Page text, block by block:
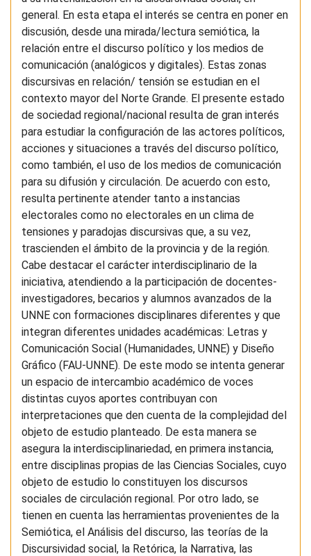
general. En esta etapa el interés se centra en poner en
discusión, desde una mirada/lectura semiótica, la
relación entre el discurso político y los medios de
comunicación (analógicos y digitales). Estas zonas
discursivas en relación/ tensión se estudian en el
contexto mayor del Norte Grande. El presente estado
de sociedad regional/nacional resulta de gran interés
para estudiar la configuración de las actores políticos,
acciones y situaciones a través del discurso político,
como también, el uso de los medios de comunicación
para su difusión y circulación. De acuerdo con esto,
resulta pertinente atender tanto a instancias
electorales como no electorales en un clima de
tensiones y paradojas discursivas que, a su vez,
trascienden el ámbito de la provincia y de la región.
Cabe destacar el carácter interdisciplinario de la
iniciativa, atendiendo a la participación de docentes-
investigadores, becarios y alumnos avanzados de la
UNNE con formaciones disciplinares diferentes y que
integran diferentes unidades académicas: Letras y
Comunicación Social (Humanidades, UNNE) y Diseño
Gráfico (FAU-UNNE). De este modo se intenta generar
un espacio de intercambio académico de voces
distintas cuyos aportes contribuyan con
interpretaciones que den cuenta de la complejidad del
objeto de estudio planteado. De esta manera se
asegura la interdisciplinariedad, en primera instancia,
entre disciplinas propias de las Ciencias Sociales, cuyo
objeto de estudio lo constituyen los discursos
sociales de circulación regional. Por otro lado, se
tienen en cuenta las herramientas provenientes de la
Semiótica, el Análisis del discurso, las teorías de la
Discursividad social, la Retórica, la Narrativa, las